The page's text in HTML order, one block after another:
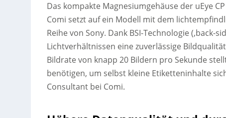
Das kompakte Magnesiumgehäuse der uEye
Comi setzt auf ein Modell mit dem
Reihe von Sony. Dank BSI-Technologie
Lichtverhältnissen eine zuverlässige
Bildrate von knapp 20 Bildern pro Sekunde
benötigen, um selbst kleine Etiketteninhalte
Consultant bei Comi.